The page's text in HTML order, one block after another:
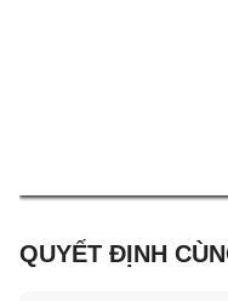
QUYẾT ĐỊNH